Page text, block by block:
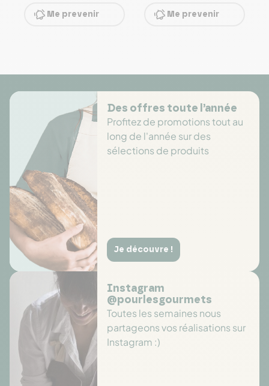
Me prevenir Me prevenir
Des offres toute l’année
Profitez de promotions tout au
long de l'année sur des
sélections de produits
Je découvre !
Instagram
@pourlesgourmets
Toutes les semaines nous
partageons vos réalisations sur
Instagram :)